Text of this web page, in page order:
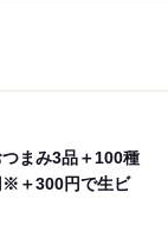
まみ3品＋100種
※＋300円で生ビ